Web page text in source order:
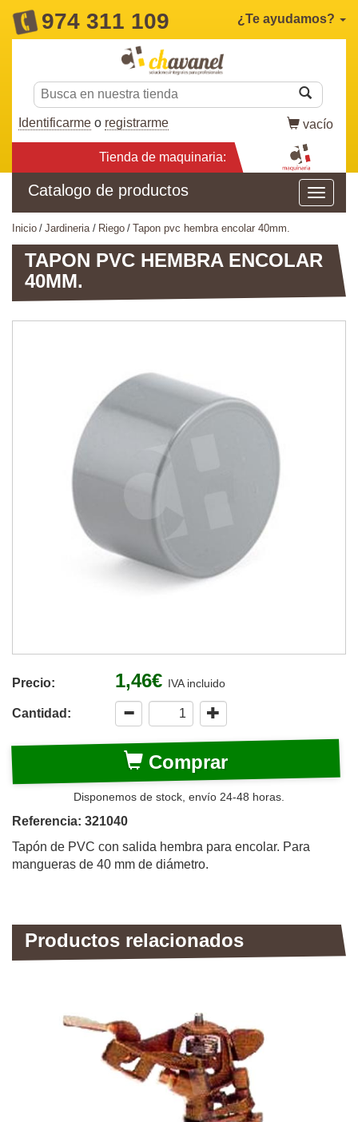
974 311 109 ¿Te ayudamos?
Identificarme o registrarme vacío
Tienda de maquinaria:
Catalogo de productos
inicio jardineria riego tapon pvc hembra encolar 40mm.
TAPON PVC HEMBRA ENCOLAR
40MM.
Precio: 1,46€ IVA incluido
Cantidad:
Comprar
Disponemos de stock, envío 24-48 horas.
Referencia: 321040
Tapón de PVC con salida hembra para encolar. Para
mangueras de 40 mm de diámetro.
Productos relacionados